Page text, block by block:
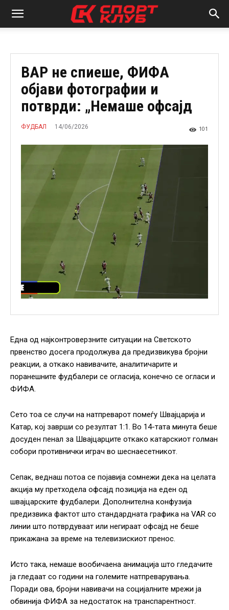
ВАР не спиеше, ФИФА
објави фотографии и
потврди: „Немаше офсајд
ФУДБАЛ 14/06/2026 101
Една од најконтроверзните ситуации на Светското
првенство досега продолжува да предизвикува бројни
реакции, а откако навивачите, аналитичарите и
поранешните фудбалери се огласија, конечно се огласи и
ФИФА.
Сето тоа се случи на натпреварот помеѓу Швајцарија и
Катар, кој заврши со резултат 1:1. Во 14-тата минута беше
досуден пенал за Швајцарците откако катарскиот голман
собори противнички играч во шеснаесетникот.
Сепак, веднаш потоа се појавија сомнежи дека на целата
акција му претходела офсајд позиција на еден од
швајцарските фудбалери. Дополнителна конфузија
предизвика фактот што стандардната графика на VAR со
линии што потврдуваат или негираат офсајд не беше
прикажана за време на телевизискиот пренос.
Исто така, немаше вообичаена анимација што гледачите
ја гледаат со години на големите натпреварувања.
Поради ова, бројни навивачи на социјалните мрежи ја
обвинија ФИФА за недостаток на транспарентност.